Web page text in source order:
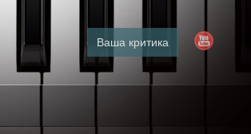
Ваша критика